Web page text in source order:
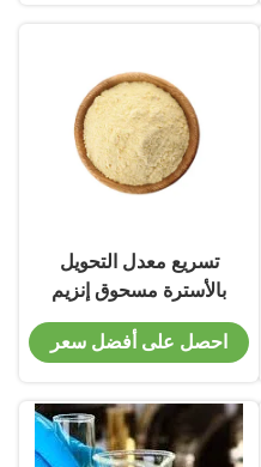
تسريع معدل التحويل
بالأسترة مسحوق إنزيم
الليباز لصناعة الوقود الحيوي
احصل على أفضل سعر